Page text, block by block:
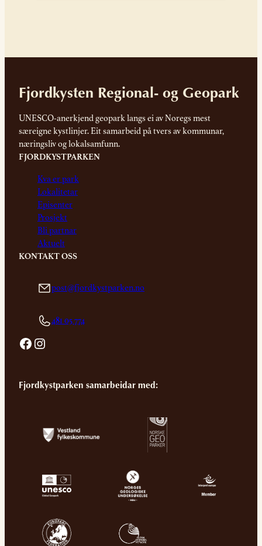
Fjordkysten Regional- og Geopark
UNESCO-anerkjend geopark langs ei av Noregs mest
særeigne kystlinjer. Eit samarbeid på tvers av kommunar,
næringsliv og lokalsamfunn.
FJORDKYSTPARKEN
Kva er park
Lokalitetar
Episenter
Prosjekt
Bli partnar
Aktuelt
KONTAKT OSS
post@fjordkystparken.no
481 05 774
Facebook Instagram
Fjordkystparken samarbeidar med: